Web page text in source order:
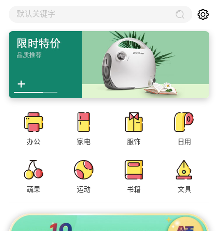
默认关键字
办公 家电 服饰 日用
蔬果 运动 书籍 文具